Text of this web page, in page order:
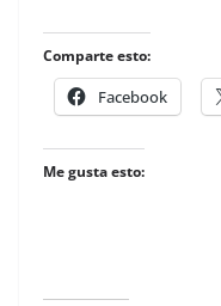
Comparte esto:
Facebook
Me gusta esto: